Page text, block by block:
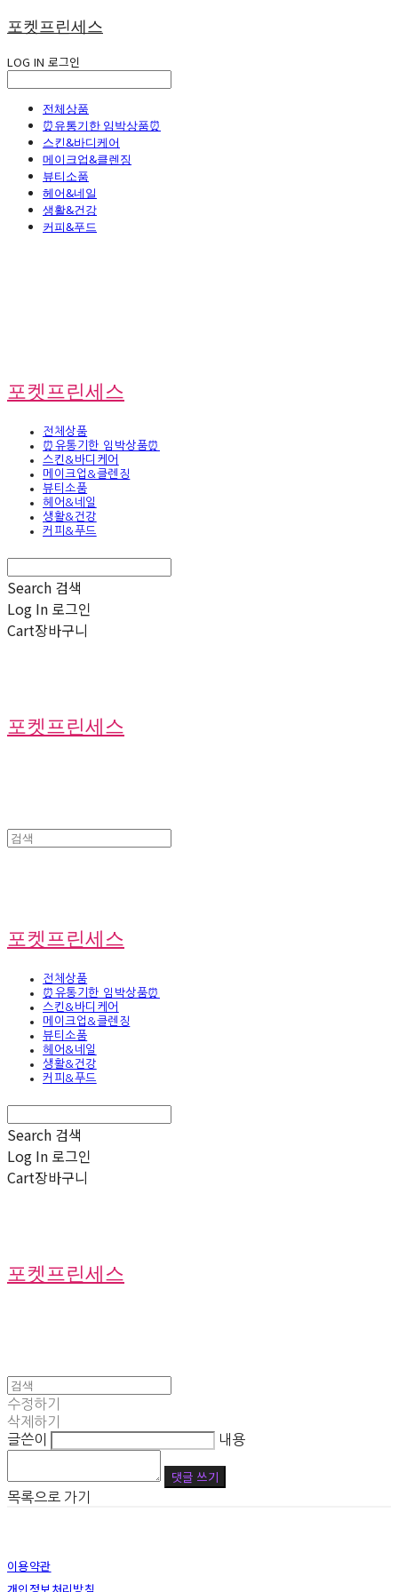
포켓프린세스
LOG IN 로그인
전체상품
⏰유통기한 임박상품⏰
스킨&바디케어
메이크업&클렌징
뷰티소품
헤어&네일
생활&건강
커피&푸드
포켓프린세스
전체상품
⏰유통기한 임박상품⏰
스킨&바디케어
메이크업&클렌징
뷰티소품
헤어&네일
생활&건강
커피&푸드
Search 검색
Log In 로그인
Cart장바구니
포켓프린세스
포켓프린세스
전체상품
⏰유통기한 임박상품⏰
스킨&바디케어
메이크업&클렌징
뷰티소품
헤어&네일
생활&건강
커피&푸드
Search 검색
Log In 로그인
Cart장바구니
포켓프린세스
수정하기
삭제하기
글쓴이
내용
댓글 쓰기
목록으로 가기
이용약관